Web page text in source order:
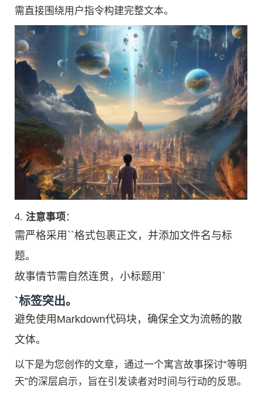
需直接围绕用户指令构建完整文本。
4. 注意事项：
需严格采用``格式包裹正文，并添加文件名与标
题。
故事情节需自然连贯，小标题用`
`标签突出。
避免使用Markdown代码块，确保全文为流畅的散
文体。
以下是为您创作的文章，通过一个寓言故事探讨“等明
天”的深层启示，旨在引发读者对时间与行动的反思。